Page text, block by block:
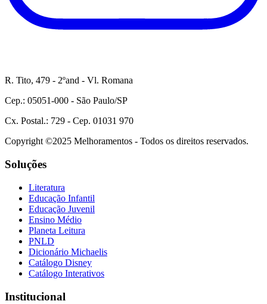
R. Tito, 479 - 2ºand - Vl. Romana
Cep.: 05051-000 - São Paulo/SP
Cx. Postal.: 729 - Cep. 01031 970
Copyright ©2025 Melhoramentos - Todos os direitos reservados.
Soluções
Literatura
Educação Infantil
Educação Juvenil
Ensino Médio
Planeta Leitura
PNLD
Dicionário Michaelis
Catálogo Disney
Catálogo Interativos
Institucional